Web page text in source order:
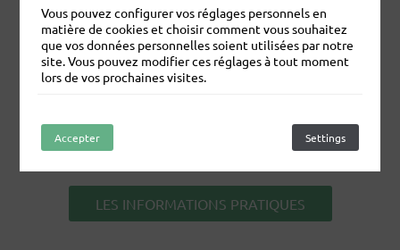
CACES
.
LES INFORMATIONS PRATIQUES
Vous pouvez configurer vos réglages personnels en
matière de cookies et choisir comment vous souhaitez
que vos données personnelles soient utilisées par notre
site. Vous pouvez modifier ces réglages à tout moment
lors de vos prochaines visites.
Accepter Settings